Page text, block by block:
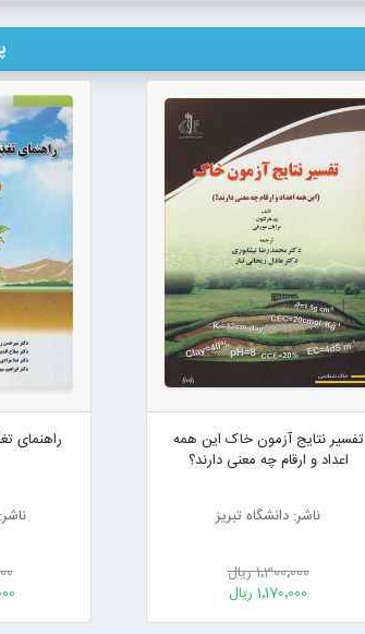
تفسیر نتایج آزمون خاک این همه
اعداد و ارقام چه معنی دارند؟
ناشر: دانشگاه تبریز
1٬300٬000 ریال
1٬170٬000 ریال
راهنمای